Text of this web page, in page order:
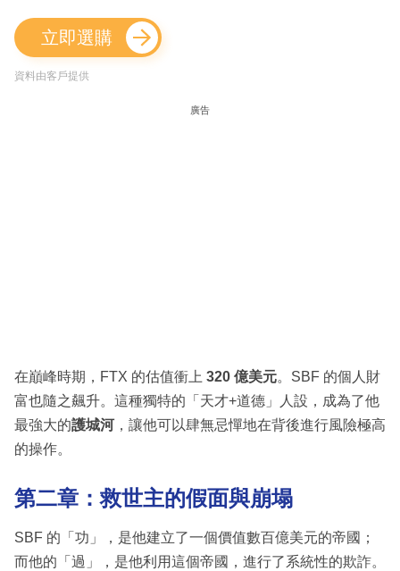
立即選購
資料由客戶提供
廣告
在巔峰時期，FTX 的估值衝上 320 億美元。SBF 的個人財
富也隨之飆升。這種獨特的「天才+道德」人設，成為了他
最強大的護城河，讓他可以肆無忌憚地在背後進行風險極高
的操作。
第二章：救世主的假面與崩塌
SBF 的「功」，是他建立了一個價值數百億美元的帝國；
而他的「過」，是他利用這個帝國，進行了系統性的欺詐。